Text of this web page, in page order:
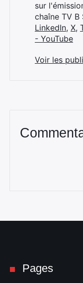
sur
chaîne TV
LinkedIn, X,
- YouTube
Voir les
Pages